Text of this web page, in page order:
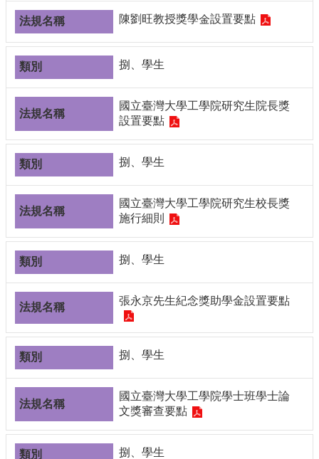
彙
編
行
政
會
議
校
會
議
校
務
展
規
劃
委
會
綜
合
會
議
紀
錄
搜
尋
陳劉旺教授獎學金設置要點
捌、學生
國立臺灣大學工學院研究生院長獎
設置要點
捌、學生
國立臺灣大學工學院研究生校長獎
施行細則
捌、學生
張永京先生紀念獎助學金設置要點
捌、學生
國立臺灣大學工學院學士班學士論
文獎審查要點
捌、學生